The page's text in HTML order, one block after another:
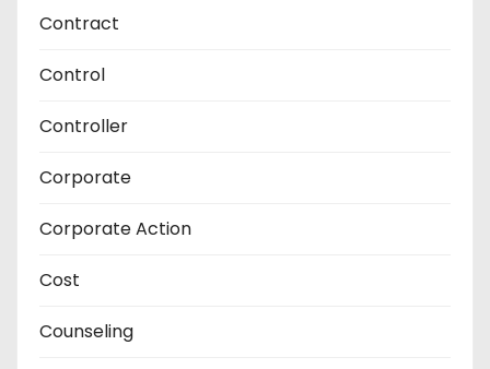
Contract
Control
Controller
Corporate
Corporate Action
Cost
Counseling